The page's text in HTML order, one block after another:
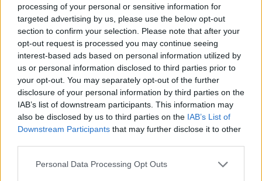
processing of your personal or sensitive information for
targeted advertising by us, please use the below opt-out
section to confirm your selection. Please note that after your
opt-out request is processed you may continue seeing
interest-based ads based on personal information utilized by
us or personal information disclosed to third parties prior to
your opt-out. You may separately opt-out of the further
disclosure of your personal information by third parties on the
IAB’s list of downstream participants. This information may
also be disclosed by us to third parties on the IAB’s List of
Downstream Participants that may further disclose it to other
Personal Data Processing Opt Outs
Nie przegap żadnej ważnej wiadomości i
obserwuj nas w Google News!
Więcej:
Seriale
Gry Aktorzy HBO HBO Max
The Last of Us